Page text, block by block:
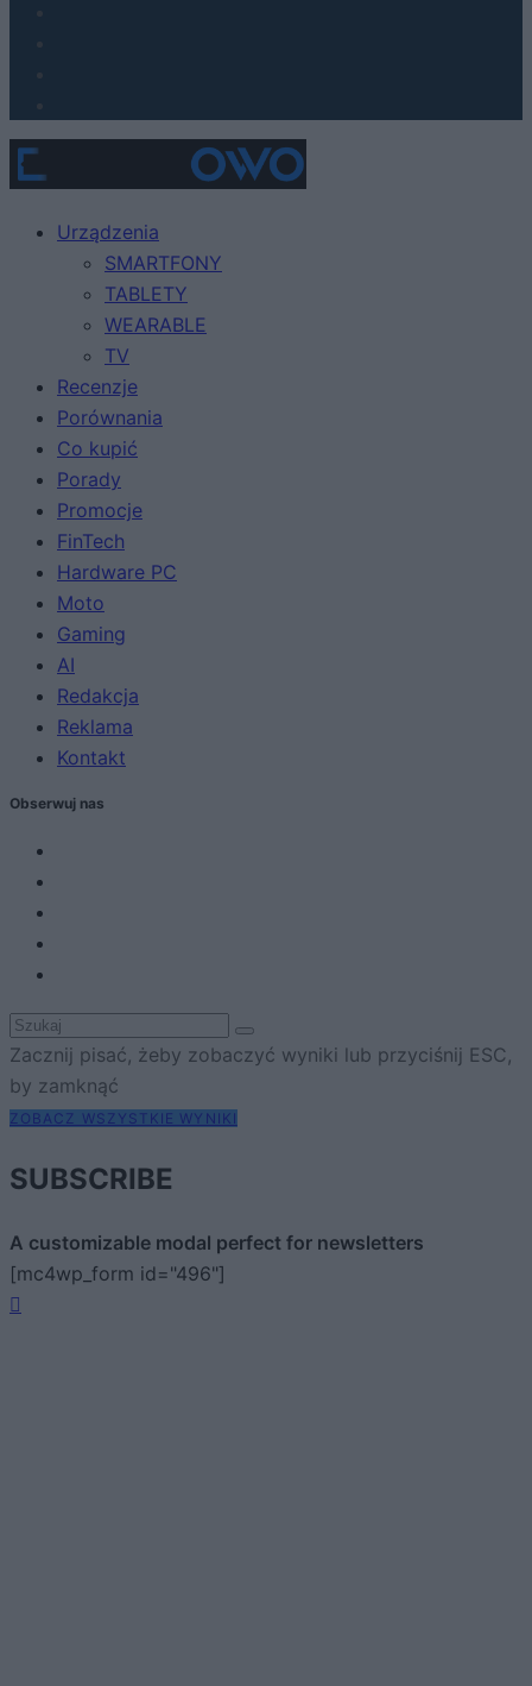
Urządzenia
SMARTFONY
TABLETY
WEARABLE
TV
Recenzje
Porównania
Co kupić
Porady
Promocje
FinTech
Hardware PC
Moto
Gaming
AI
Redakcja
Reklama
Kontakt
Obserwuj nas
Zacznij pisać, żeby zobaczyć wyniki lub przyciśnij ESC,
by zamknąć
ZOBACZ WSZYSTKIE WYNIKI
SUBSCRIBE
A customizable modal perfect for newsletters
[mc4wp_form id="496"]